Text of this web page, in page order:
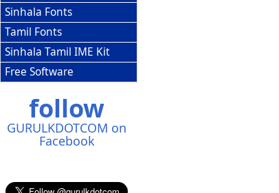
Sinhala Fonts
Tamil Fonts
Sinhala Tamil IME Kit
Free Software
follow
GURULKDOTCOM on
Facebook